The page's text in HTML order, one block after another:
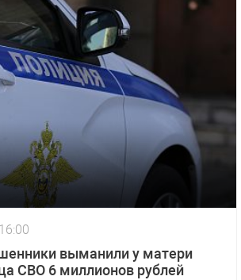
выманили у матери
СВО 6 миллионов рублей